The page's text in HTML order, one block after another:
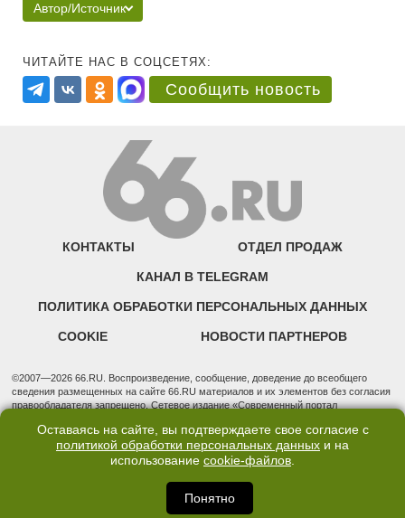
Автор/Источник
ЧИТАЙТЕ НАС В СОЦСЕТЯХ:
Сообщить новость
КОНТАКТЫ ОТДЕЛ ПРОДАЖ
КАНАЛ В TELEGRAM
ПОЛИТИКА ОБРАБОТКИ ПЕРСОНАЛЬНЫХ ДАННЫХ
COOKIE НОВОСТИ ПАРТНЕРОВ
©2007—2026 66.RU. Воспроизведение, сообщение, доведение до всеобщего
сведения размещенных на сайте 66.RU материалов и их элементов без согласия
правообладателя запрещено. Сетевое издание «Современный портал
надзору в сфере связи, информационных технологий и массовых коммуникаций
(Роскомнадзор). Регистрационный номер ЭЛ № ФС 77 - 76634 от 02.09.2019
Учредитель: Общество с ограниченной ответственностью "66.ру". Юридический
3, оф. 7015 Фактический адрес редакции и отдела продаж: 620014, Свердловская
обл., г. Екатеринбург, ул. Бориса Ельцина, д. 3, оф. 7015, +7 (343) 288-50-66
info@news.66.ru Главный редактор: Шлыков Дмитрий Владимирович
Оставаясь на сайте, вы подтверждаете свое согласие с
политикой обработки персональных данных и на
использование cookie-файлов.
Понятно